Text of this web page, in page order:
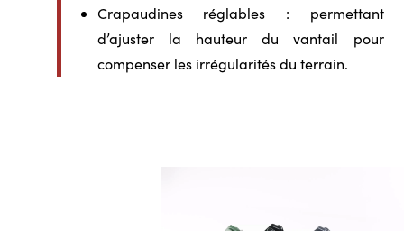
Crapaudines réglables : permettant
d’ajuster la hauteur du vantail pour
compenser les irrégularités du terrain.